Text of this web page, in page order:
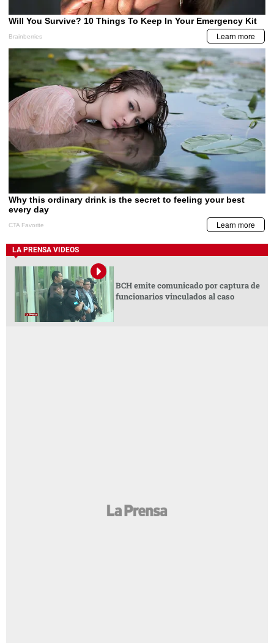
LA PRENSA VIDEOS
BCH emite comunicado por captura de
funcionarios vinculados al caso